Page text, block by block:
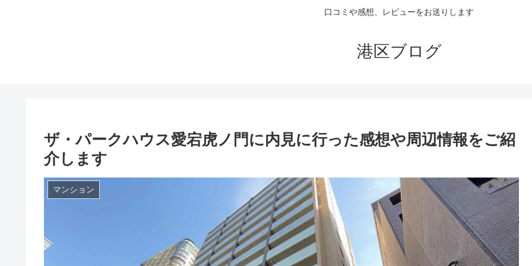
口コミや感想、レビューをお送りします
港区ブログ
ザ・パークハウス愛宕虎ノ門に内見に行った感想や周辺情報をご紹
介します
マンション